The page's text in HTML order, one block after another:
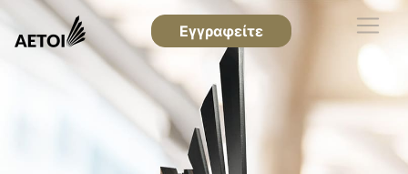
Εγγραφείτε